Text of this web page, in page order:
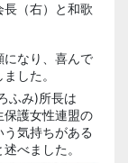
（右）と和歌
になり、喜んで
した。
ふみ)所長は
保護女性連盟の
気持ちがある
べました。